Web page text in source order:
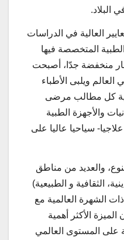
البلاد.
العالیة في الدراسات
المتخصصة فیها
منخفضة جدّا، أصبحت
ویلبی الأطباء
كل مطالب مرضی
والأجهزة الطبیة
علاجیا- سیاحیا عالیا على
والعدید من مناطق
الثقافیة و الطبیعیة)
الشهرة العالمیة مع
الأكثر أهمیة
علی المستوی العالمي